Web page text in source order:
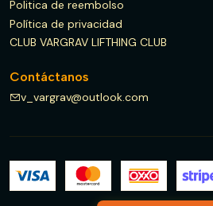
Politica de reembolso
Política de privacidad
CLUB VARGRAV LIFTHING CLUB
Contáctanos
v_vargrav@outlook.com